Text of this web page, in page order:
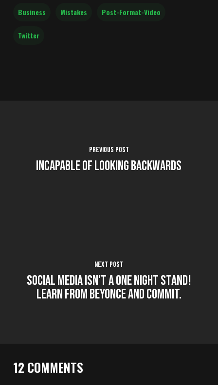
Business Mistakes Post-Format-Video
Twitter
Previous Post
Incapable of Looking Backwards
Next Post
Social Media Isn't A One Night Stand!
Learn from Beyonce and Commit.
12 COMMENTS